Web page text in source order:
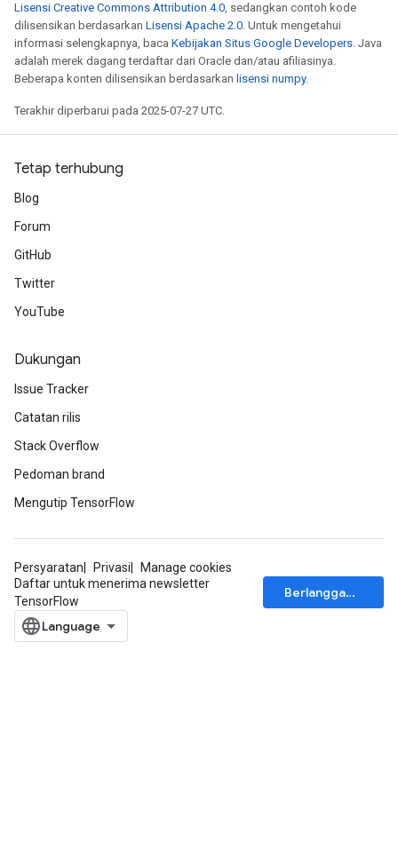
Lisensi Creative Commons Attribution 4.0, sedangkan contoh kode
dilisensikan berdasarkan Lisensi Apache 2.0. Untuk mengetahui
informasi selengkapnya, baca Kebijakan Situs Google Developers. Java
adalah merek dagang terdaftar dari Oracle dan/atau afiliasinya.
Beberapa konten dilisensikan berdasarkan lisensi numpy.
Terakhir diperbarui pada 2025-07-27 UTC.
Tetap terhubung
Blog
Forum
GitHub
Twitter
YouTube
Dukungan
Issue Tracker
Catatan rilis
Stack Overflow
Pedoman brand
Mengutip TensorFlow
Persyaratan Privasi
Manage cookies
Daftar untuk menerima newsletter
TensorFlow
Berlangganan